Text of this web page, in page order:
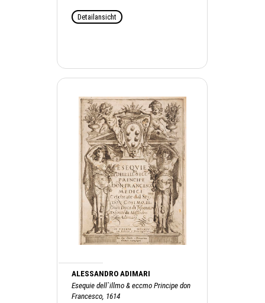
Detailansicht
ALESSANDRO ADIMARI
Esequie dell`illmo & eccmo Principe don
Francesco, 1614